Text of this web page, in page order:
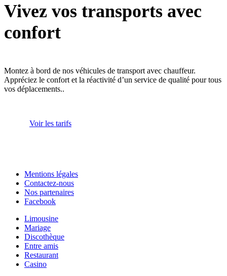
Vivez vos transports avec
confort
Montez à bord de nos véhicules de transport avec chauffeur.
Appréciez le confort et la réactivité d’un service de qualité pour tous
vos déplacements..
Voir les tarifs
Mentions légales
Contactez-nous
Nos partenaires
Facebook
Limousine
Mariage
Discothèque
Entre amis
Restaurant
Casino